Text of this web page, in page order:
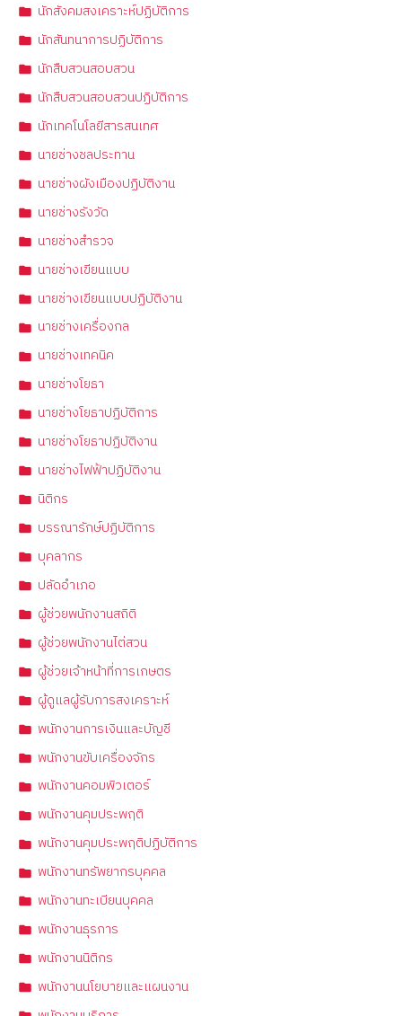
นักสังคมสงเคราะห์ปฏิบัติการ
นักสันทนาการปฏิบัติการ
นักสืบสวนสอบสวน
นักสืบสวนสอบสวนปฏิบัติการ
นักเทคโนโลยีสารสนเทศ
นายช่างชลประทาน
นายช่างผังเมืองปฏิบัติงาน
นายช่างรังวัด
นายช่างสำรวจ
นายช่างเขียนแบบ
นายช่างเขียนแบบปฏิบัติงาน
นายช่างเครื่องกล
นายช่างเทคนิค
นายช่างโยธา
นายช่างโยธาปฏิบัติการ
นายช่างโยธาปฏิบัติงาน
นายช่างไฟฟ้าปฏิบัติงาน
นิติกร
บรรณารักษ์ปฏิบัติการ
บุคลากร
ปลัดอำเภอ
ผู้ช่วยพนักงานสถิติ
ผู้ช่วยพนักงานไต่สวน
ผู้ช่วยเจ้าหน้าที่การเกษตร
ผู้ดูแลผู้รับการสงเคราะห์
พนักงานการเงินและบัญชี
พนักงานขับเครื่องจักร
พนักงานคอมพิวเตอร์
พนักงานคุมประพฤติ
พนักงานคุมประพฤติปฏิบัติการ
พนักงานทรัพยากรบุคคล
พนักงานทะเบียนบุคคล
พนักงานธุรการ
พนักงานนิติกร
พนักงานนโยบายและแผนงาน